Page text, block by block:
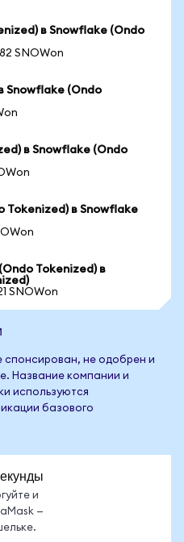
в Snowflake (Ondo
SNOWon
Snowflake (Ondo
в Snowflake (Ondo
Tokenized) в Snowflake
Tokenized) в
SNOWon
спонсирован, не одобрен и
Название компании и
используются
базового
и
—